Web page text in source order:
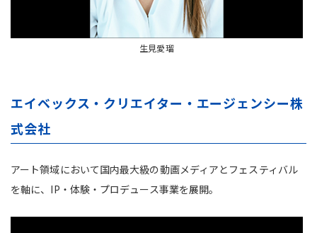
生見愛瑠
エイベックス・クリエイター・エージェンシー株
式会社
アート領域において国内最大級の動画メディアとフェスティバル
を軸に、IP・体験・プロデュース事業を展開。